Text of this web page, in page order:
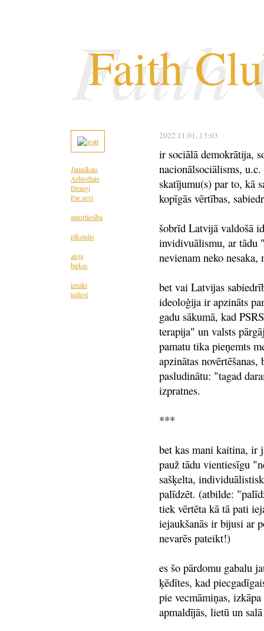
Faith
Faith
Jaunākais
Arhivētais
Draugi
Par sevi
autortiesība
pīkstulis
ateja
birkas
ienākt
iedirst
2022.11.01, 13:03
ir sociālā demokrātija,
nacionālsociālisms,
skatījumu(s) par to, kā
kopīgās vērtības,
šobrīd Latvijā valdošā
invidivuālismu, ar tādu
nevienam neko
bet vai Latvijas
ideoloģija ir apzināts
gadu sākumā, kad
terapija" un valsts
pamatu tika pieņemts
apzinātas
pasludinātu: "tagad
izpratnes.
***
bet kas mani kaitina, ir
pauž tādu vientiesīgu
sašķelta,
palīdzēt. (atbilde:
tiek vērtēta kā tā pati
iejaukšanās ir bijusi ar
nevarēs pateikt!)
es šo pārdomu gabalu
ķēdītes, kad
pie vecmāmiņas,
apmaldījās, lietū un